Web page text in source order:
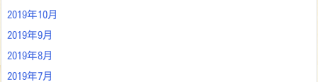
2019年10月
2019年9月
2019年8月
2019年7月